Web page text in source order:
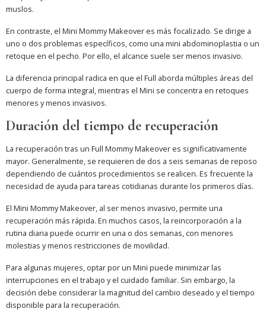
muslos.
En contraste, el Mini Mommy Makeover es más focalizado. Se dirige a
uno o dos problemas específicos, como una mini abdominoplastia o un
retoque en el pecho. Por ello, el alcance suele ser menos invasivo.
La diferencia principal radica en que el Full aborda múltiples áreas del
cuerpo de forma integral, mientras el Mini se concentra en retoques
menores y menos invasivos.
Duración del tiempo de recuperación
La recuperación tras un Full Mommy Makeover es significativamente
mayor. Generalmente, se requieren de dos a seis semanas de reposo
dependiendo de cuántos procedimientos se realicen. Es frecuente la
necesidad de ayuda para tareas cotidianas durante los primeros días.
El Mini Mommy Makeover, al ser menos invasivo, permite una
recuperación más rápida. En muchos casos, la reincorporación a la
rutina diaria puede ocurrir en una o dos semanas, con menores
molestias y menos restricciones de movilidad.
Para algunas mujeres, optar por un Mini puede minimizar las
interrupciones en el trabajo y el cuidado familiar. Sin embargo, la
decisión debe considerar la magnitud del cambio deseado y el tiempo
disponible para la recuperación.